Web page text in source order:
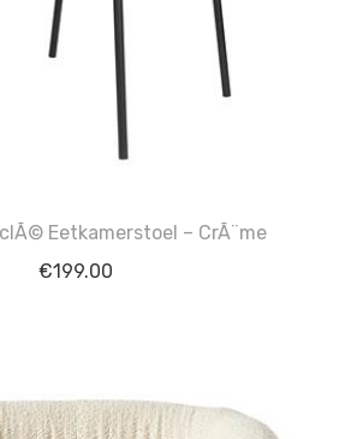
Eetkamerstoel – CrÃ¨me
€199.00